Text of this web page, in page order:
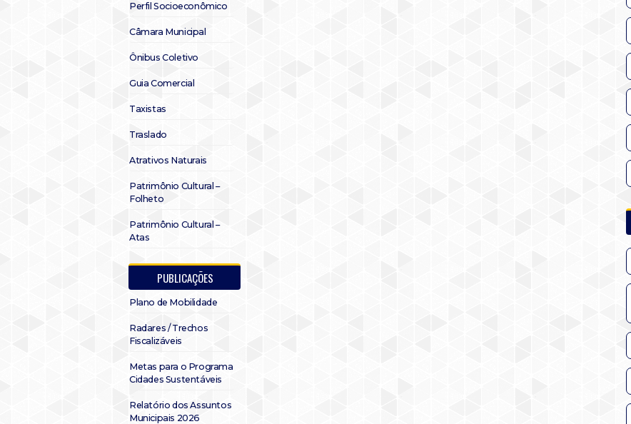
Perfil Socioeconômico
Câmara Municipal
Ônibus Coletivo
Guia Comercial
Taxistas
Traslado
Atrativos Naturais
Patrimônio Cultural –
Folheto
Patrimônio Cultural –
Atas
PUBLICAÇÕES
Plano de Mobilidade
Radares / Trechos
Fiscalizáveis
Metas para o Programa
Cidades Sustentáveis
Relatório dos Assuntos
Municipais 2026